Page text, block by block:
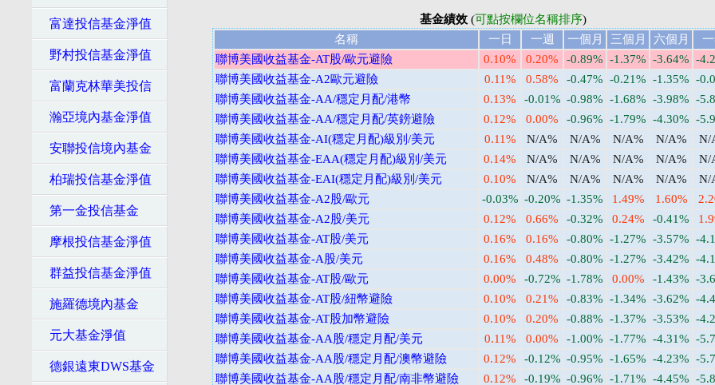
富達投信基金淨值
野村投信基金淨值
富蘭克林華美投信
瀚亞境內基金淨值
安聯投信境內基金
柏瑞投信基金淨值
第一金投信基金
摩根投信基金淨值
群益投信基金淨值
施羅德境內基金
元大基金淨值
德銀遠東DWS基金
基金績效(可點按欄位名稱排序)
名稱
一日 一週 一個月 三個月 六個月
聯博美國收益基金-AT股/歐元避險
0.10% 0.20% -0.89% -1.37% -3.64% -
聯博美國收益基金-A2歐元避險
0.11% 0.58% -0.47% -0.21% -1.35% -
聯博美國收益基金-AA/穩定月配/港幣
0.13% -0.01% -0.98% -1.68% -3.98% -
聯博美國收益基金-AA/穩定月配/英鎊避險
0.12% 0.00% -0.96% -1.79% -4.30% -
聯博美國收益基金-AI(穩定月配)級別/美元
0.11% N/A% N/A% N/A% N/A%
N/
聯博美國收益基金-EAA(穩定月配)級別/美元
0.14% N/A% N/A% N/A% N/A%
N/
聯博美國收益基金-EAI(穩定月配)級別/美元
0.10% N/A% N/A% N/A% N/A%
N/
聯博美國收益基金-A2股/歐元
-0.03% -0.20% -1.35% 1.49% 1.60%
聯博美國收益基金-A2股/美元
0.12% 0.66% -0.32% 0.24% -0.41%
聯博美國收益基金-AT股/美元
0.16% 0.16% -0.80% -1.27% -3.57% -
聯博美國收益基金-A股/美元
0.16% 0.48% -0.80% -1.27% -3.42% -
聯博美國收益基金-AT股/歐元
0.00% -0.72% -1.78% 0.00% -1.43% -
聯博美國收益基金-AT股/紐幣避險
0.10% 0.21% -0.83% -1.34% -3.62% -
聯博美國收益基金-AT股加幣避險
0.10% 0.20% -0.88% -1.37% -3.53% -
聯博美國收益基金-AA股/穩定月配/美元
0.11% 0.00% -1.00% -1.77% -4.31% -
聯博美國收益基金-AA股/穩定月配/澳幣避險
0.12% -0.12% -0.95% -1.65% -4.23% -
聯博美國收益基金-AA股/穩定月配/南非幣避險
0.12% -0.19% -0.96% -1.71% -4.45% -